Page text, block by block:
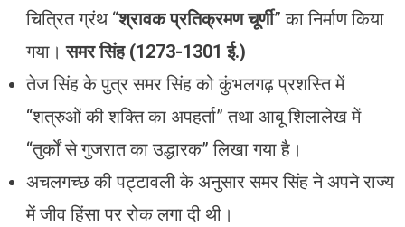
चित्रित ग्रंथ “श्रावक प्रतिक्रमण चूर्णी” का निर्माण किया
गया।समर सिंह (1273-1301 ई.)
तेज सिंह के पुत्र समर सिंह को कुंभलगढ़ प्रशस्ति में
“शत्रुओं की शक्ति का अपहर्ता” तथा आबू शिलालेख में
“तुर्कों से गुजरात का उद्धारक” लिखा गया है।
अचलगच्छ की पट्टावली के अनुसार समर सिंह ने अपने राज्य
में जीव हिंसा पर रोक लगा दी थी।